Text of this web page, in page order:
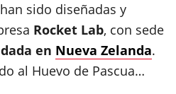
sido diseñadas y
Rocket Lab, con sede
en Nueva Zelanda.
al Huevo de Pascua…